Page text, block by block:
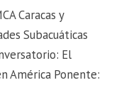
Caracas y
Subacuáticas
El
América Ponente: